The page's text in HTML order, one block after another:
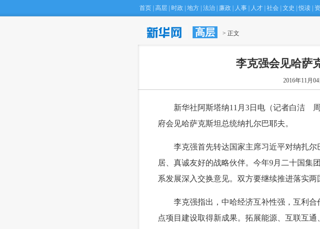
首页 高层 时政 地方 法治 廉政 人事 人才 社会 文史 悦读
高层 > 正文 专家建议
李克强会见哈萨
2016年11月
新华社阿斯塔纳11月3日电（记者白洁 周
府会见哈萨克斯坦总统纳扎尔巴耶夫。
李克强首先转达国家主席习近平对纳扎尔
居、真诚友好的战略伙伴。今年9月二十国集
系发展深入交换意见。双方要继续推进落实
李克强指出，中哈经济互补性强，互利合
点项目建设取得新成果。拓展能源、互联互